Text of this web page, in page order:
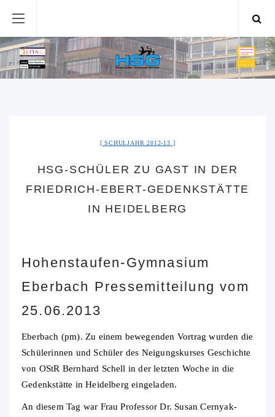
SCHULJAHR 2012-13
HSG-SCHÜLER ZU GAST IN DER
FRIEDRICH-EBERT-GEDENKSTÄTTE
IN HEIDELBERG
Hohenstaufen-Gymnasium
Eberbach Pressemitteilung vom
25.06.2013
Eberbach (pm). Zu einem bewegenden Vortrag wurden die
Schülerinnen und Schüler des Neigungskurses Geschichte
von OStR Bernhard Schell in der letzten Woche in die
Gedenkstätte in Heidelberg eingeladen.
An diesem Tag war Frau Professor Dr. Susan Cernyak-